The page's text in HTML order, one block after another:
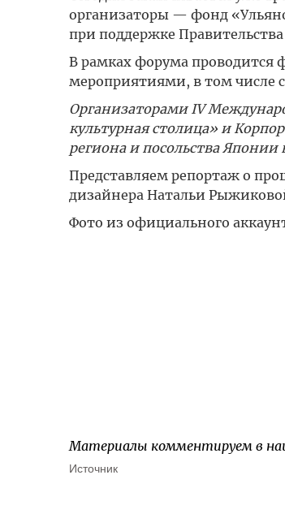
организаторы — фонд
при поддержке
В рамках форума проводится
мероприятиями, в том числе
Организаторами IV
культурная столица» и
региона и посольства Японии
Представляем репортаж о
дизайнера Натальи
Фото из официального
Материалы комментируем в
Источник